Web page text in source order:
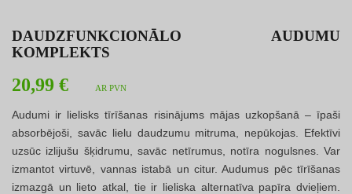
DAUDZFUNKCIONĀLO AUDUMU
KOMPLEKTS
20,99 € AR PVN
Audumi ir lielisks tīrīšanas risinājums mājas uzkopšanā – īpaši
absorbējoši, savāc lielu daudzumu mitruma, nepūkojas. Efektīvi
uzsūc izlijušu šķidrumu, savāc netīrumus, notīra nogulsnes. Var
izmantot virtuvē, vannas istabā un citur. Audumus pēc tīrīšanas
izmazgā un lieto atkal, tie ir lieliska alternatīva papīra dvieļiem.